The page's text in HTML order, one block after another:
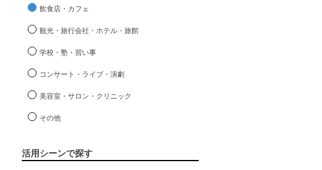
飲食店・カフェ
観光・旅行会社・ホテル・旅館
学校・塾・習い事
コンサート・ライブ・演劇
美容室・サロン・クリニック
その他
活用シーンで探す